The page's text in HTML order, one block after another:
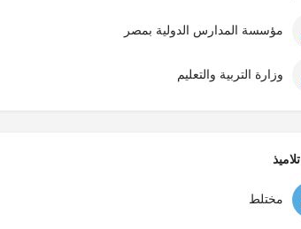
مؤسسة المدارس الدولية بمصر
وزارة التربية والتعليم
تلاميذ
مختلط